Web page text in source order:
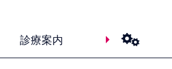
診療案内